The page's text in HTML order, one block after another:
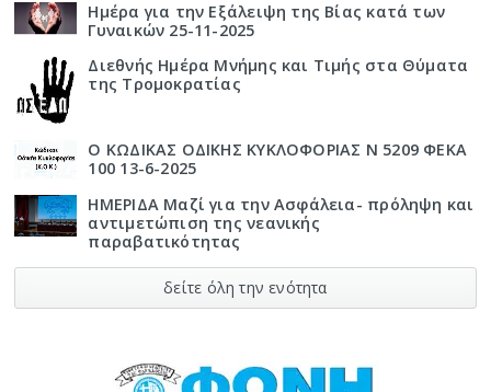
Ημέρα για την Εξάλειψη της Βίας κατά των
Γυναικών 25-11-2025
Διεθνής Ημέρα Μνήμης και Τιμής στα Θύματα
της Τρομοκρατίας
Ο ΚΩΔΙΚΑΣ ΟΔΙΚΗΣ ΚΥΚΛΟΦΟΡΙΑΣ Ν 5209 ΦΕΚΑ
100 13-6-2025
ΗΜΕΡΙΔΑ Μαζί για την Ασφάλεια- πρόληψη και
αντιμετώπιση της νεανικής
παραβατικότητας
δείτε όλη την ενότητα